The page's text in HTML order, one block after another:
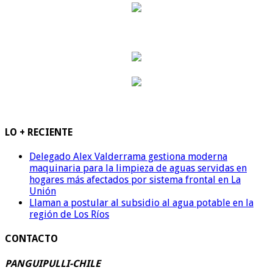
LO + RECIENTE
Delegado Alex Valderrama gestiona moderna
maquinaria para la limpieza de aguas servidas en
hogares más afectados por sistema frontal en La
Unión
Llaman a postular al subsidio al agua potable en la
región de Los Ríos
CONTACTO
PANGUIPULLI-CHILE